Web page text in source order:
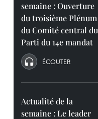
semaine : Ouverture
du troisième Plénum
du Comité central du
Parti du 14e mandat
ÉCOUTER
Actualité de la
semaine : Le leader